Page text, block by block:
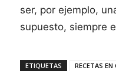
ser, por ejemplo,
supuesto, siempre
ETIQUETAS RECETAS EN